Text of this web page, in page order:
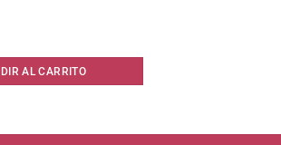
AL CARRITO